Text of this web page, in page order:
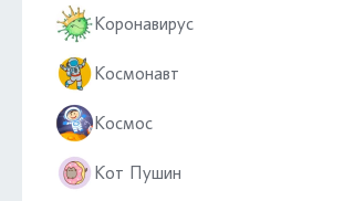
Коронавирус
Космонавт
Космос
Кот Пушин